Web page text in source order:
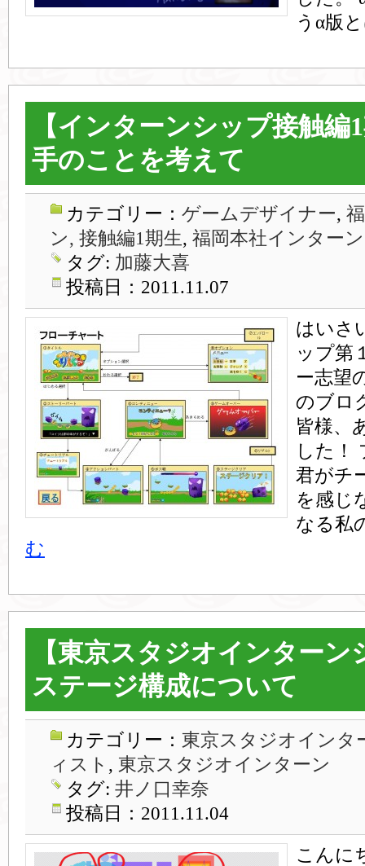
うα版
【インターンシップ接触編
手のことを考えて
カテゴリー： ゲームデザイナー,
ン, 接触編1期生, 福岡本社インターン
タグ: 加藤大喜
投稿日：2011.11.07
はいさ
ップ第
ー志望
のブロ
皆様、
した！
君がチ
を感じ
なる私
む
【東京スタジオインターン
ステージ構成について
カテゴリー： 東京スタジオインタ
ィスト , 東京スタジオインターン
タグ: 井ノ口幸奈
投稿日：2011.11.04
こんに